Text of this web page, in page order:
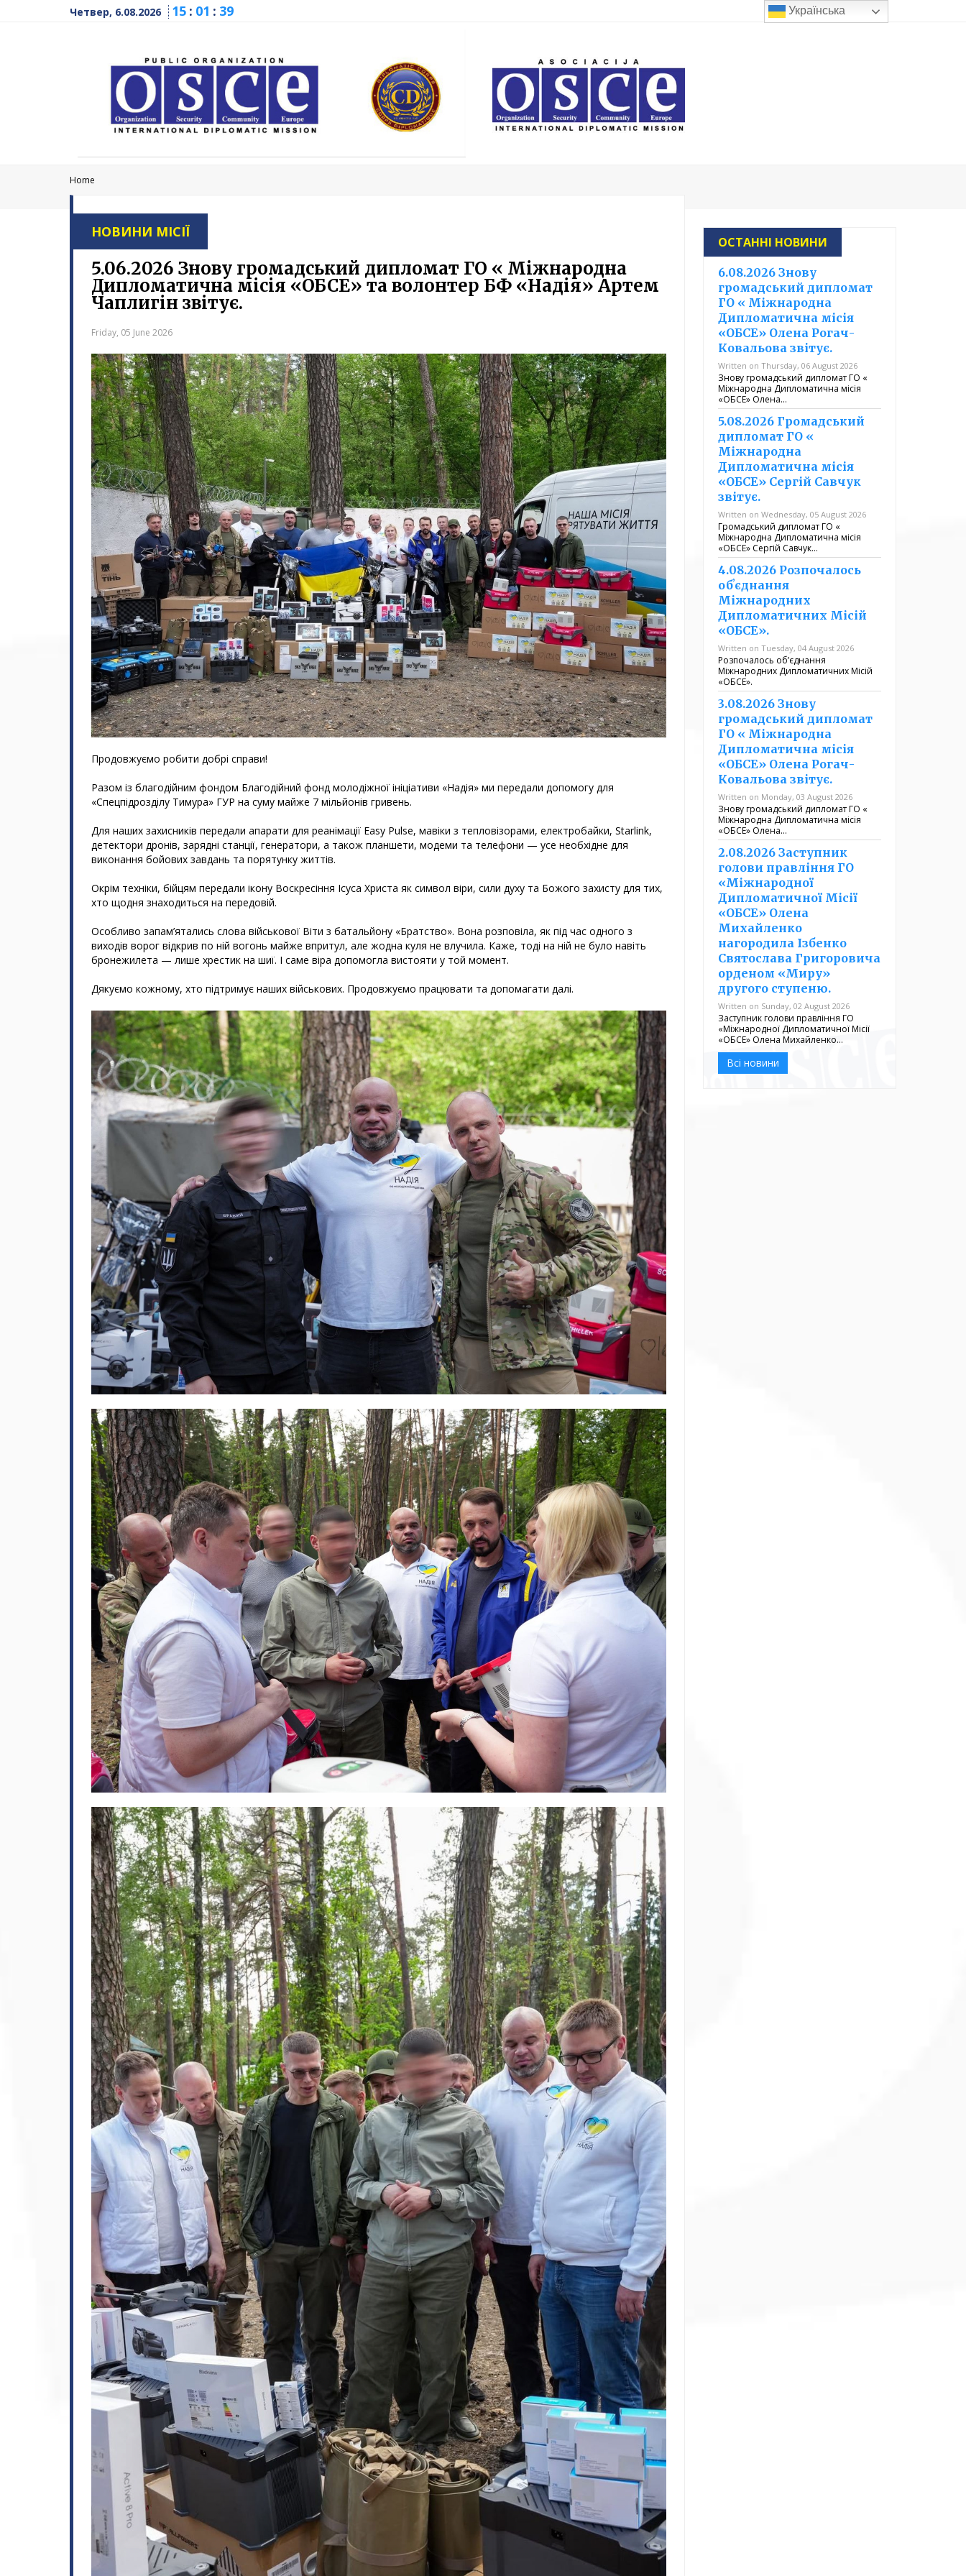
Четвер, 6.08.2026 15 : 01 : 41 Українська
Home
НОВИНИ МІСІЇ
5.06.2026 Знову громадський дипломат ГО « Міжнародна
Дипломатична місія «ОБСЕ» та волонтер БФ «Надія» Артем
Чаплигін звітує.
Friday, 05 June 2026
Продовжуємо робити добрі справи!
Разом із благодійним фондом Благодійний фонд молодіжної ініціативи «Надія» ми передали допомогу для
«Спецпідрозділу Тимура» ГУР на суму майже 7 мільйонів гривень.
Для наших захисників передали апарати для реанімації Easy Pulse, мавіки з тепловізорами, електробайки, Starlink,
детектори дронів, зарядні станції, генератори, а також планшети, модеми та телефони — усе необхідне для
виконання бойових завдань та порятунку життів.
Окрім техніки, бійцям передали ікону Воскресіння Ісуса Христа як символ віри, сили духу та Божого захисту для тих,
хто щодня знаходиться на передовій.
Особливо запам’ятались слова військової Віти з батальйону «Братство». Вона розповіла, як під час одного з
виходів ворог відкрив по ній вогонь майже впритул, але жодна куля не влучила. Каже, тоді на ній не було навіть
бронежилета — лише хрестик на шиї. І саме віра допомогла вистояти у той момент.
Дякуємо кожному, хто підтримує наших військових. Продовжуємо працювати та допомагати далі.
ОСТАННІ НОВИНИ
6.08.2026 Знову
громадський дипломат
ГО « Міжнародна
Дипломатична місія
«ОБСЕ» Олена Рогач-
Ковальова звітує.
Written on Thursday, 06 August 2026
Знову громадський дипломат ГО «
Міжнародна Дипломатична місія
«ОБСЕ» Олена…
5.08.2026 Громадський
дипломат ГО «
Міжнародна
Дипломатична місія
«ОБСЕ» Сергій Савчук
звітує.
Written on Wednesday, 05 August 2026
Громадський дипломат ГО «
Міжнародна Дипломатична місія
«ОБСЕ» Сергій Савчук…
4.08.2026 Розпочалось
обʼєднання
Міжнародних
Дипломатичних Місій
«ОБСЕ».
Written on Tuesday, 04 August 2026
Розпочалось обʼєднання
Міжнародних Дипломатичних Місій
«ОБСЕ».
3.08.2026 Знову
громадський дипломат
ГО « Міжнародна
Дипломатична місія
«ОБСЕ» Олена Рогач-
Ковальова звітує.
Written on Monday, 03 August 2026
Знову громадський дипломат ГО «
Міжнародна Дипломатична місія
«ОБСЕ» Олена…
2.08.2026 Заступник
голови правління ГО
«Міжнародної
Дипломатичної Місії
«ОБСЕ» Олена
Михайленко
нагородила Ізбенко
Святослава Григоровича
орденом «Миру»
другого ступеню.
Written on Sunday, 02 August 2026
Заступник голови правління ГО
«Міжнародної Дипломатичної Місії
«ОБСЕ» Олена Михайленко…
Всі новини